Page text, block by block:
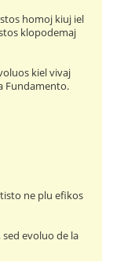
homoj kiuj iel
klopodemaj
kiel vivaj
Fundamento.
ne plu efikos
evoluo de la